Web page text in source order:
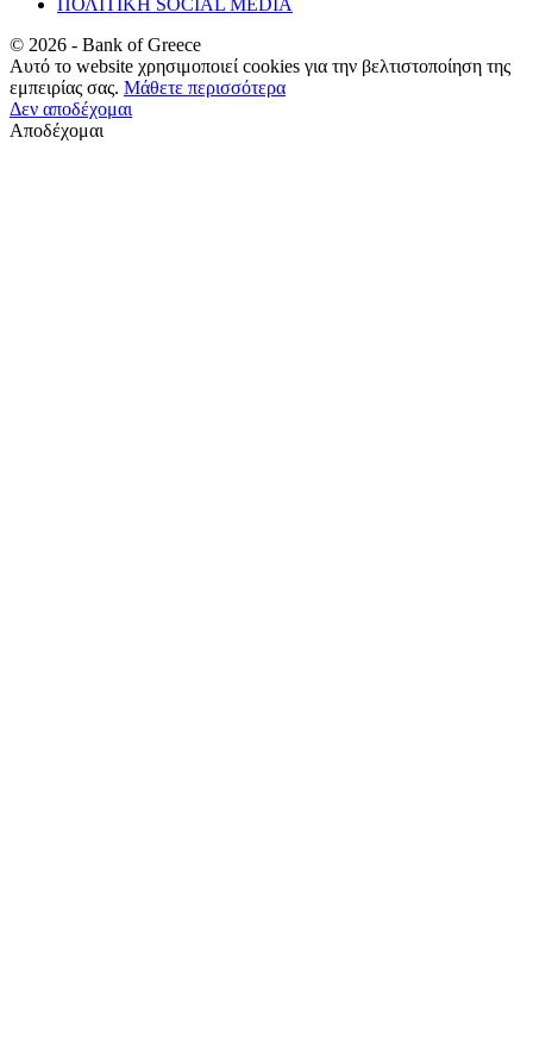
© 2026 - Bank of Greece
Αυτό το website χρησιμοποιεί cookies για την βελτιστοποίηση της
εμπειρίας σας. Μάθετε περισσότερα
Δεν αποδέχομαι
Αποδέχομαι